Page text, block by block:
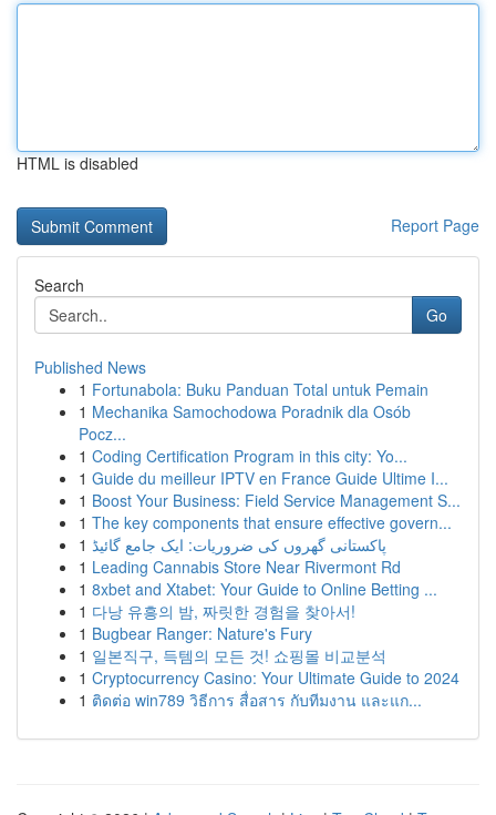
HTML is disabled
Report Page
Search
Go
Published News
1 Fortunabola: Buku Panduan Total untuk Pemain
1 Mechanika Samochodowa Poradnik dla Osób
Pocz...
1 Coding Certification Program in this city: Yo...
1 Guide du meilleur IPTV en France Guide Ultime I...
1 Boost Your Business: Field Service Management S...
1 The key components that ensure effective govern...
1 پاکستانی گھروں کی ضروریات: ایک جامع گائیڈ
1 Leading Cannabis Store Near Rivermont Rd
1 8xbet and Xtabet: Your Guide to Online Betting ...
1 다낭 유흥의 밤, 짜릿한 경험을 찾아서!
1 Bugbear Ranger: Nature's Fury
1 일본직구, 득템의 모든 것! 쇼핑몰 비교분석
1 Cryptocurrency Casino: Your Ultimate Guide to 2024
1 ติดต่อ win789 วิธีการ สื่อสาร กับทีมงาน และแก...